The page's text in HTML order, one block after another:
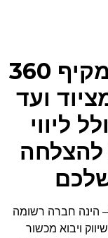
אצלנו תקבלו מענה מקיף 360
ועד
ליווי
להצלחה
– הינה חברה רשומה
ויבוא מכשור